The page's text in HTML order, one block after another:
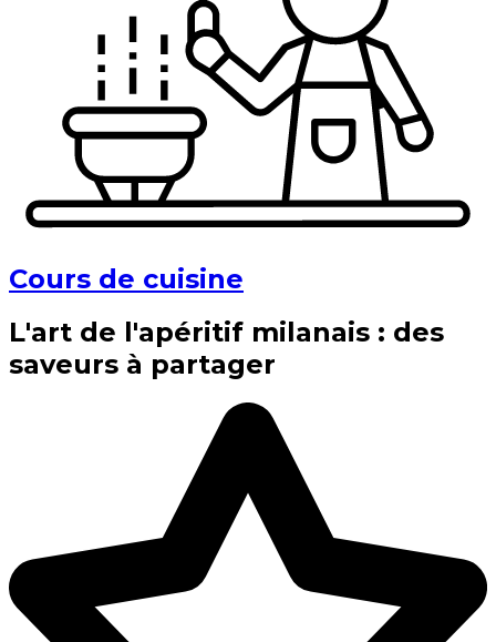
Cours de cuisine
L'art de l'apéritif milanais : des
saveurs à partager